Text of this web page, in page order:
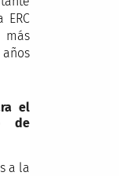
más
el
de
a la